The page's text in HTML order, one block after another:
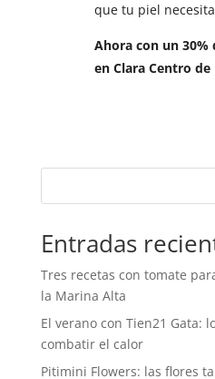
que tu piel
Ahora con un 30%
en Clara Centro de
Entradas
Tres recetas con tomate
la Marina Alta
El verano con Tien21 Gata:
combatir el calor
Pitimini Flowers: las flores